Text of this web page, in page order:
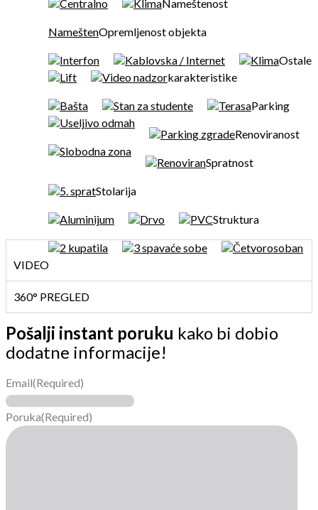
Centralno KlimaNameštenost
NameštenOpremljenost objekta
Interfon Kablovska / Internet
Klima
Lift
Video nadzor
Ostale
karakteristike
Bašta Stan za studente
Terasa
Useljivo odmah
Parking
Parking zgrade
Slobodna zona
Renoviranost
RenoviranSpratnost
5. spratStolarija
Aluminijum Drvo PVCStruktura
2 kupatila 3 spavaće sobe
Četvorosoban
VIDEO
360° PREGLED
Pošalji instant poruku kako bi dobio
dodatne informacije!
Email(Required)
Poruka(Required)